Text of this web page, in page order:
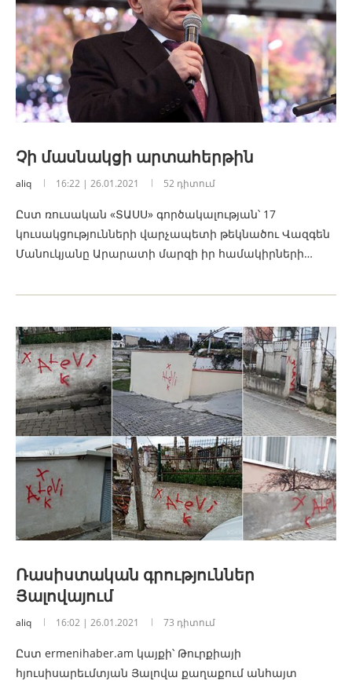
Չի մասնակցի արտահերթին
aliq 16:22 | 26.01.2021 52 դիտում
Ըստ ռուսական «ՏԱՍՍ» գործակալության՝ 17
կուսակցությունների վարչապետի թեկնածու Վազգեն
Մանուկյանը Արարատի մարզի իր համակիրների…
Ռասիստական գրություններ
Յալովայում
aliq 16:02 | 26.01.2021 73 դիտում
Ըստ ermenihaber.am կայքի՝ Թուրքիայի
հյուսիսարեւմտյան Յալովա քաղաքում անհայտ